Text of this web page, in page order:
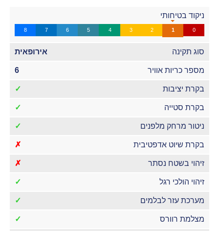
ניקוד בטיחותי
0
1
2
3
4
5
6
7
8
סוג תקינה אירופאית
מספר כריות אוויר 6
בקרת יציבות ✓
בקרת סטייה ✓
ניטור מרחק מלפנים ✓
בקרת שיוט אדפטיבית ✗
זיהוי בשטח נסתר ✗
זיהוי הולכי רגל ✓
מערכת עזר לבלמים ✓
מצלמת רוורס ✓